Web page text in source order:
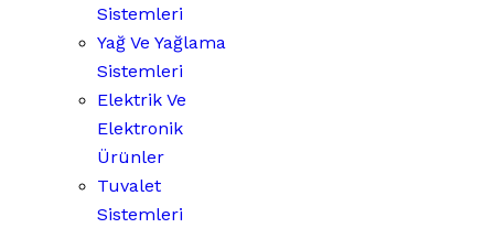
Sistemleri
Yağ Ve Yağlama
Sistemleri
Elektrik Ve
Elektronik
Ürünler
Tuvalet
Sistemleri